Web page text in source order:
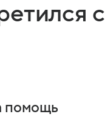
с
помощь